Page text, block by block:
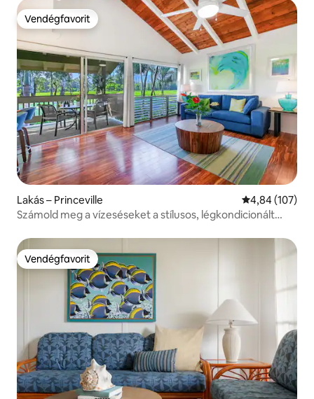
Vendégfavorit
Vendégfavorit
Lakás – Princeville Átlagos
4,84 (107)
Számold meg a vízeséseket a stílusos, légkondicionált
Vendégfavorit
Vendégfavorit